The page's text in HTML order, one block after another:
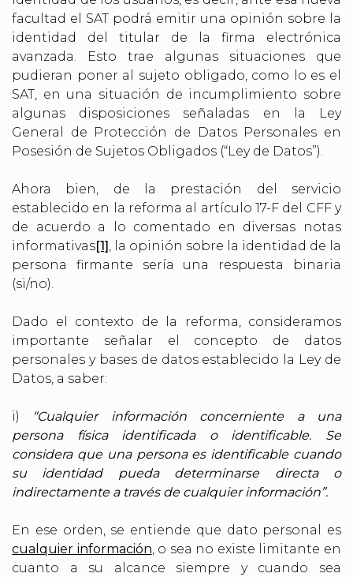
facultad el SAT podrá emitir una opinión sobre la
identidad del titular de la firma electrónica
avanzada. Esto trae algunas situaciones que
pudieran poner al sujeto obligado, como lo es el
SAT, en una situación de incumplimiento sobre
algunas disposiciones señaladas en la Ley
General de Protección de Datos Personales en
Posesión de Sujetos Obligados (“Ley de Datos”).
Ahora bien, de la prestación del servicio
establecido en la reforma al artículo 17-F del CFF y
de acuerdo a lo comentado en diversas notas
informativas[1] , la opinión sobre la identidad de la
persona firmante sería una respuesta binaria
(si/no).
Dado el contexto de la reforma, consideramos
importante señalar el concepto de datos
personales y bases de datos establecido la Ley de
Datos, a saber:
i)
“Cualquier información concerniente a una
persona física identificada o identificable. Se
considera que una persona es identificable cuando
su identidad pueda determinarse directa o
indirectamente a través de cualquier información”.
En ese orden, se entiende que dato personal es
cualquier información, o sea no existe limitante en
cuanto a su alcance siempre y cuando sea